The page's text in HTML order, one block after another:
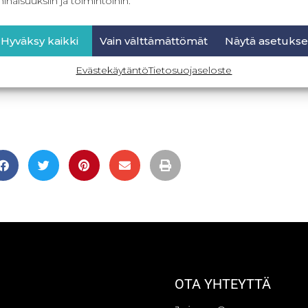
Hyväksy kaikki Vain välttämättömät Näytä
EvästekäytäntöTietosuojaseloste
OTA YHTEYTTÄ